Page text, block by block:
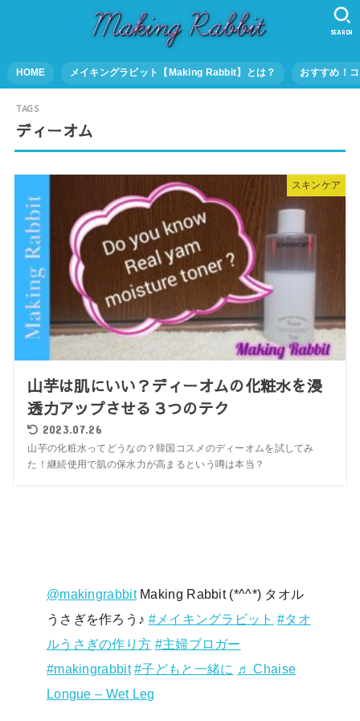
HOME メイキングラビット【Making Rabbit】とは？ おすすめ！
SEARCH
ディーオム
スキンケア
山芋は肌にいい？ディーオムの化粧水を浸
透力アップさせる３つのテク
2023.07.26
山芋の化粧水ってどうなの？韓国コスメのディーオムを試してみ
た！継続使用で肌の保水力が高まるという噂は本当？
@makingrabbitMaking Rabbit (*^^*) タオル
うさぎを作ろう♪ #メイキングラビット #タオ
ルうさぎの作り方 #主婦ブロガー
#makingrabbit #子どもと一緒に
♬ Chaise
Longue – Wet Leg